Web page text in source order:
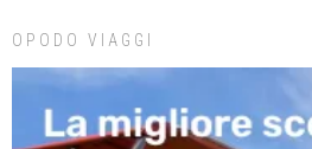
OPODO VIAGGI